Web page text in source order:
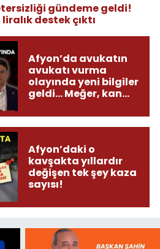
gündeme geldi!
destek çıktı
Afyon’da avukatın
avukatı vurma
olayında yeni bilgiler
geldi... Meğer, kan
olmuş...
Afyon’daki o
kavşakta yıllardır
değişen tek şey kaza
sayısı!